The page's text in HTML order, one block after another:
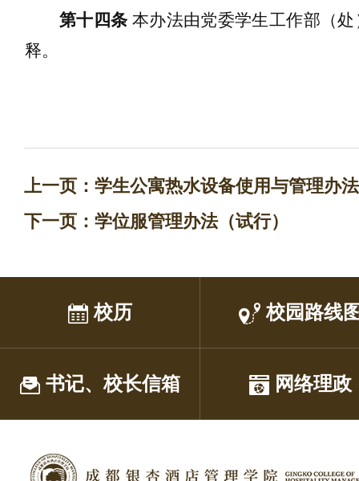
第十四条 本办法由党委学生工作部（处
释。
上一页： 学生公寓热水设备使用与管理办法
下一页： 学位服管理办法（试行）
校历 校园路线
书记、校长信箱 网络理政